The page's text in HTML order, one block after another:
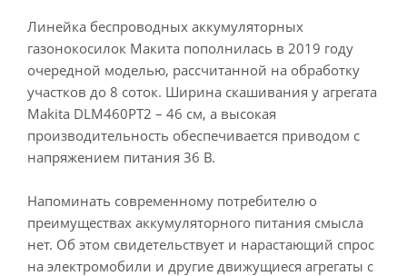
Линейка беспроводных аккумуляторных
газонокосилок Макита пополнилась в 2019 году
очередной моделью, рассчитанной на обработку
участков до 8 соток. Ширина скашивания у агрегата
Makita DLM460PT2 – 46 см, а высокая
производительность обеспечивается приводом с
напряжением питания 36 В.
Напоминать современному потребителю о
преимуществах аккумуляторного питания смысла
нет. Об этом свидетельствует и нарастающий спрос
на электромобили и другие движущиеся агрегаты с